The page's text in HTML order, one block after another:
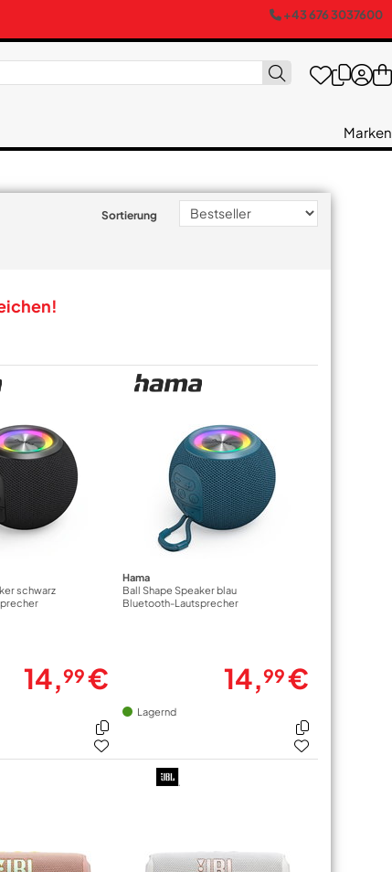
+43 676 3037600
Marken
Sortierung
schwarz
14,99€
Hama
Ball Shape Speaker blau
Bluetooth-Lautsprecher
14,99€
Lagernd